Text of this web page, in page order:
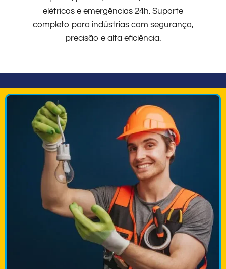
elétricos e emergências 24h. Suporte
completo para indústrias com segurança,
precisão e alta eficiência.